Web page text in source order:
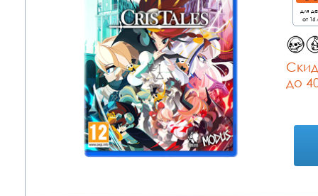
для
от 16
до